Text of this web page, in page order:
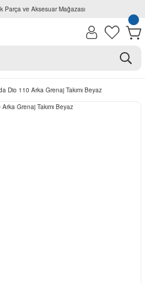
Parça ve Aksesuar Mağazası
Dio 110 Arka Grenaj Takımı Beyaz